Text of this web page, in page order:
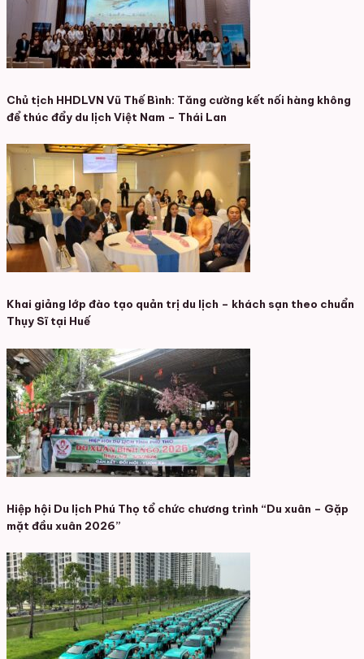
Chủ tịch HHDLVN Vũ Thế Bình: Tăng cường kết nối hàng không
để thúc đẩy du lịch Việt Nam – Thái Lan
Khai giảng lớp đào tạo quản trị du lịch – khách sạn theo chuẩn
Thụy Sĩ tại Huế
Hiệp hội Du lịch Phú Thọ tổ chức chương trình “Du xuân – Gặp
mặt đầu xuân 2026”